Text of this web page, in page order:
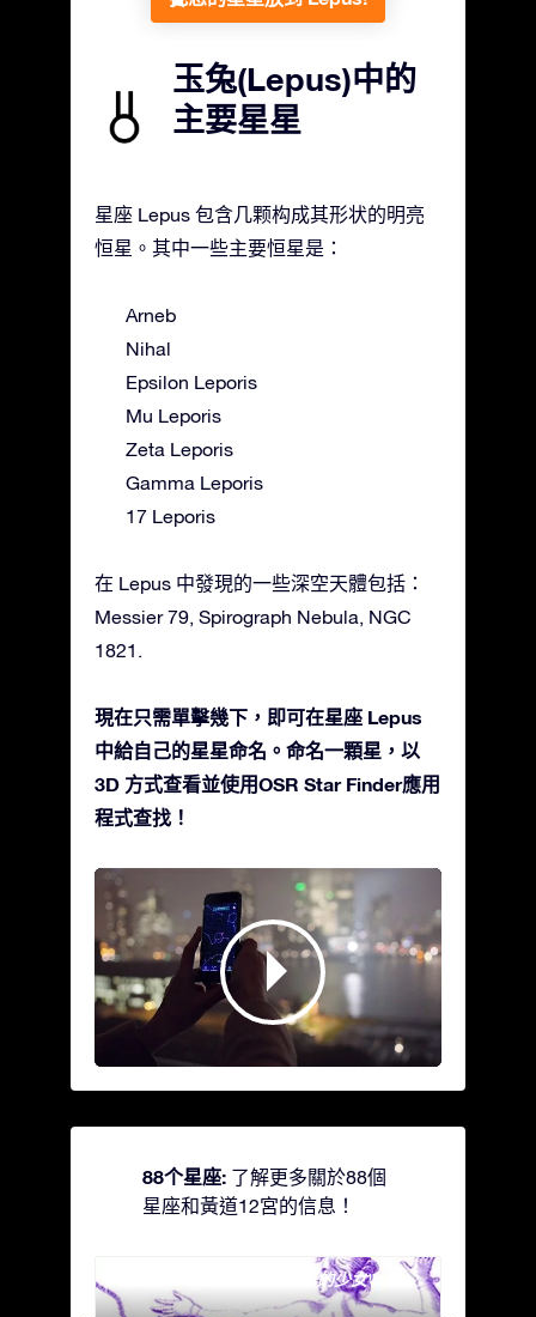
玉兔(Lepus)中的
主要星星
星座 Lepus 包含几颗构成其形状的明亮
恒星。其中一些主要恒星是：
Arneb
Nihal
Epsilon Leporis
Mu Leporis
Zeta Leporis
Gamma Leporis
17 Leporis
在 Lepus 中發現的一些深空天體包括：
Messier 79, Spirograph Nebula, NGC
1821.
現在只需單擊幾下，即可在星座 Lepus
中給自己的星星命名。命名一顆星，以
3D 方式查看並使用OSR Star Finder應用
程式查找！
88个星座: 了解更多關於88個
星座和黃道12宮的信息！
Andromeda - 被鐵鍊鎖著的少女